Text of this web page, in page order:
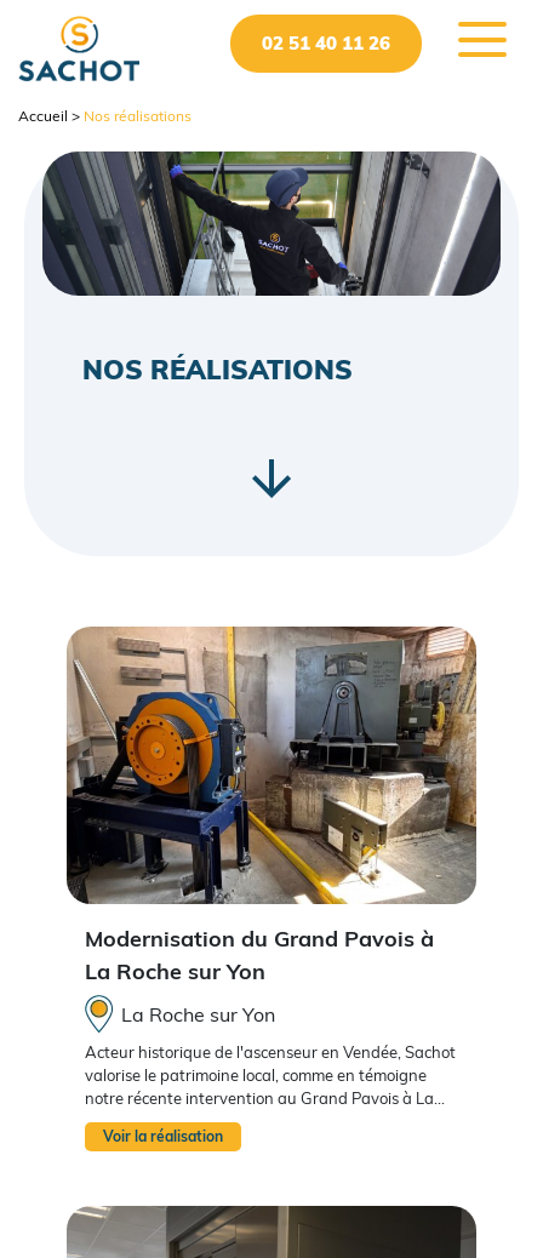
02 51 40 11 26
accueil > nos réalisations
NOS RÉALISATIONS
Modernisation du Grand Pavois à
La Roche sur Yon
La Roche sur Yon
Acteur historique de l'ascenseur en Vendée, Sachot
valorise le patrimoine local, comme en témoigne
notre récente intervention au Grand Pavois à La...
Voir la réalisation